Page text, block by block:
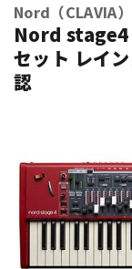
ドラム
Nord（CLAVIA）
Nord stage4
セット レイ
認